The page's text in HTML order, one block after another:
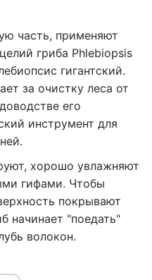
часть, применяют
гриба Phlebiopsis
гигантский.
за очистку леса от
его
инструмент для
хорошо увлажняют
гифами. Чтобы
покрывают
начинает "поедать"
волокон.